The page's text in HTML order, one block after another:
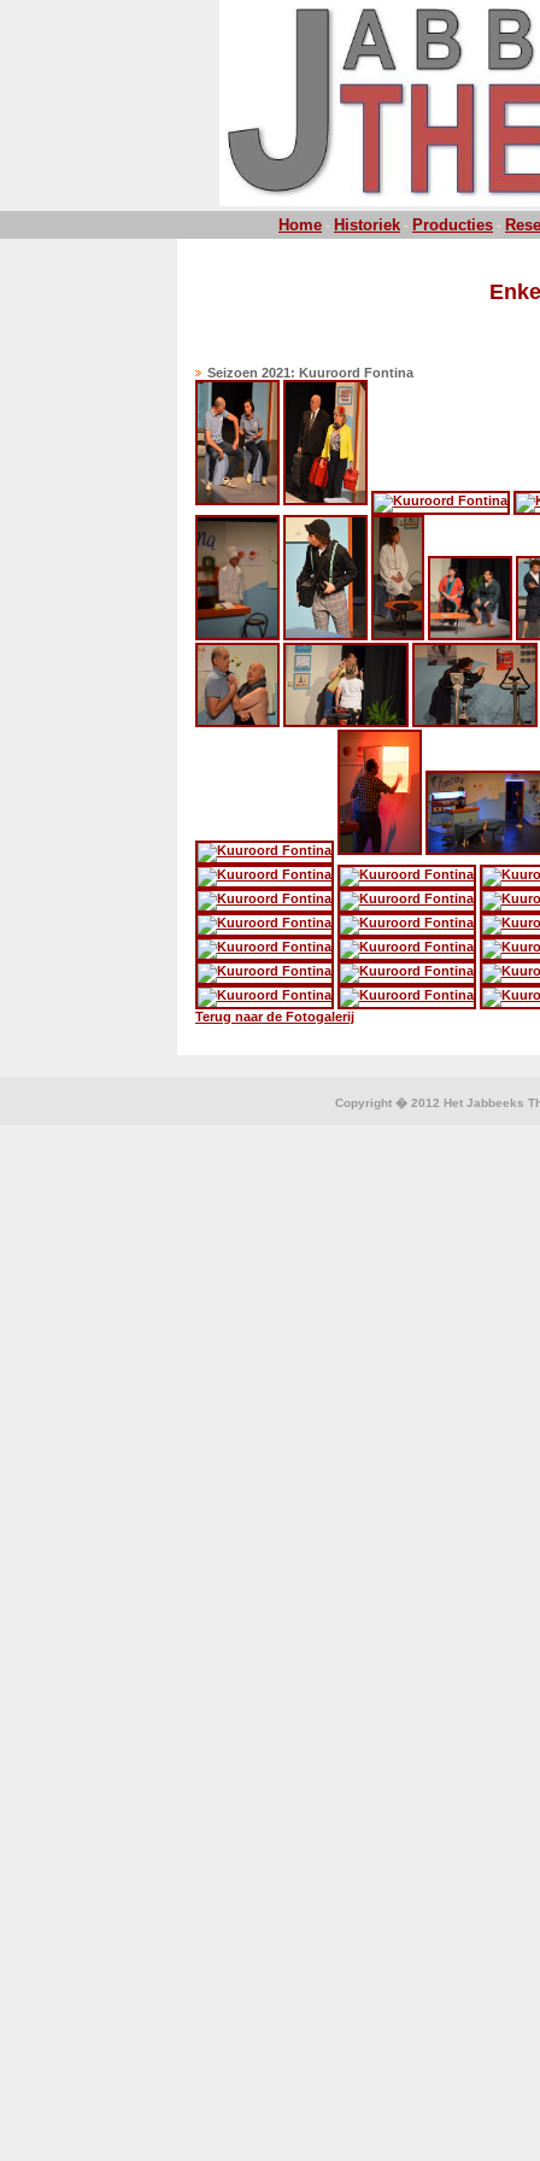
Home - Historiek - Producties -
Seizoen 2021: Kuuroord Fontina
Terug naar de Fotogalerij
Copyright � 2012 Het Jabbeeks